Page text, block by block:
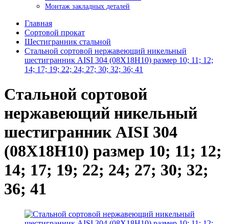
Монтаж закладных деталей
Главная
Сортовой прокат
Шестигранник стальной
Стальной сортовой нержавеющий никельный
шестигранник AISI 304 (08Х18Н10) размер 10; 11; 12;
14; 17; 19; 22; 24; 27; 30; 32; 36; 41
Стальной сортовой
нержавеющий никельный
шестигранник AISI 304
(08Х18Н10) размер 10; 11; 12;
14; 17; 19; 22; 24; 27; 30; 32;
36; 41